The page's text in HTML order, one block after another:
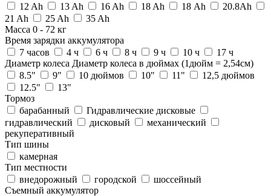
12 Ah
13 Ah 16 Ah 18 Ah 18 Аh
20.8Ah
21 Ah
25 Ah
35 Ah
Масса 0 - 72 кг
Время зарядки аккумулятора
7 часов
4 ч 6 ч 8 ч 9 ч 10 ч
17 ч
Диаметр колеса Диаметр колеса в дюймах (1дюйм = 2,54см)
8.5"
9" 10 дюймов 10" 11"
12,5 дюймов
12.5"
13"
Тормоз
барабанный
Гидравлические дисковые
гидравлический
дисковый
механический
рекуперативный
Тип шины
камерная
Тип местности
внедорожный
городской
шоссейный
Съемный аккумулятор